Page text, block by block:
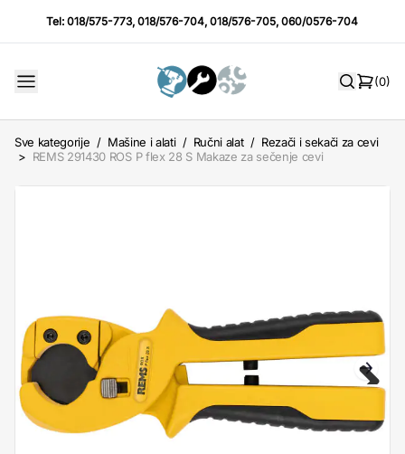
Tel:018/575-773,018/576-704,018/576-705,060/0576-704
(0)
Sve kategorije / Mašine i alati / Ručni alat / Rezači i sekači za cevi
> REMS 291430 ROS P flex 28 S Makaze za sečenje cevi